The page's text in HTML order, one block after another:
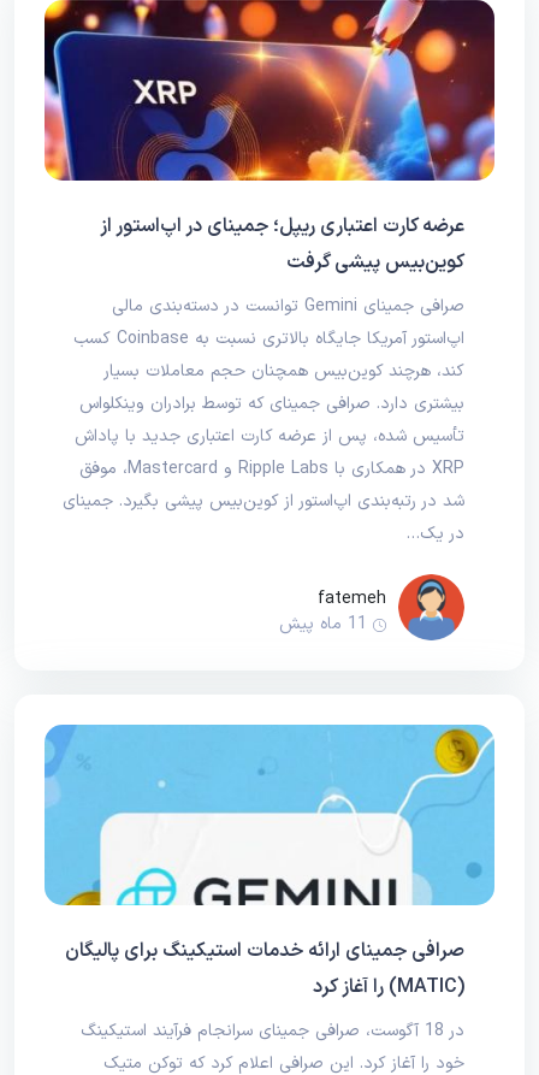
عرضه کارت اعتباری ریپل؛ جمینای در اپ‌استور از
کوین‌بیس پیشی گرفت
صرافی جمینای Gemini توانست در دسته‌بندی مالی
اپ‌استور آمریکا جایگاه بالاتری نسبت به Coinbase کسب
کند، هرچند کوین‌بیس همچنان حجم معاملات بسیار
بیشتری دارد. صرافی جمینای که توسط برادران وینکلواس
تأسیس شده، پس از عرضه کارت اعتباری جدید با پاداش
XRP در همکاری با Ripple Labs و Mastercard، موفق
شد در رتبه‌بندی اپ‌استور از کوین‌بیس پیشی بگیرد. جمینای
در یک…
fatemeh
11 ماه پیش
صرافی جمینای ارائه خدمات استیکینگ برای پالیگان
(MATIC) را آغاز کرد
در 18 آگوست، صرافی جمینای سرانجام فرآیند استیکینگ
خود را آغاز کرد. این صرافی اعلام کرد که توکن متیک